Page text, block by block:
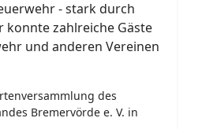
- stark durch
konnte zahlreiche Gäste
und anderen Vereinen
des
Bremervörde e. V. in